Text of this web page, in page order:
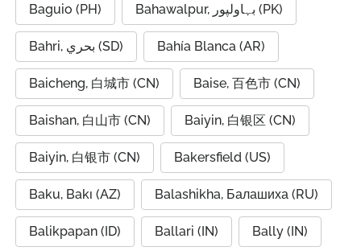
Baguio (PH) Bahawalpur, بہاولپور (PK)
Bahri, بحري (SD) Bahía Blanca (AR)
Baicheng, 白城市 (CN) Baise, 百色市 (CN)
Baishan, 白山市 (CN) Baiyin, 白银区 (CN)
Baiyin, 白银市 (CN) Bakersfield (US)
Baku, Bakı (AZ) Balashikha, Балашиха (RU)
Balikpapan (ID) Ballari (IN) Bally (IN)